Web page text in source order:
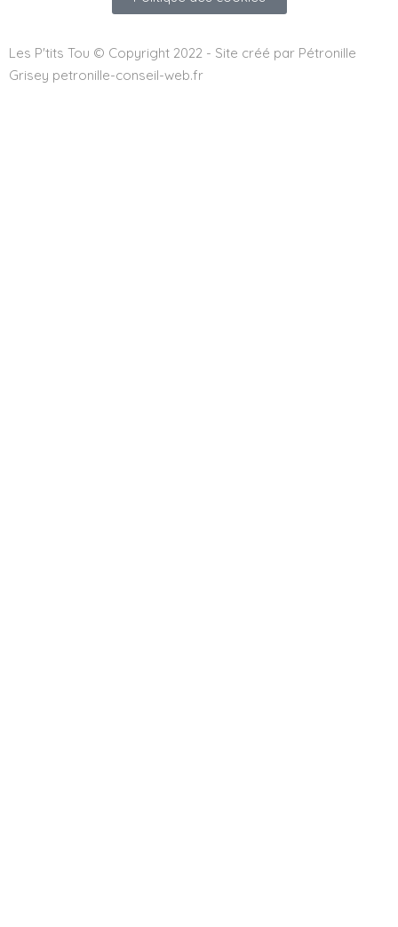
Les P'tits Tou © Copyright 2022 - Site créé par Pétronille
Grisey petronille-conseil-web.fr